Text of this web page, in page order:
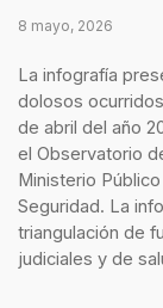
8 mayo, 2026
La infografía
dolosos
de abril del año
el Observatorio
Ministerio
Seguridad. La
triangulación de
judiciales y de